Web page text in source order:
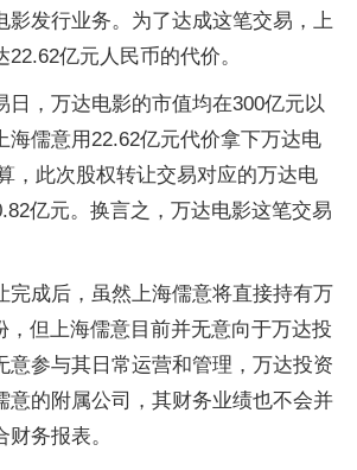
影发行业务。为了达成这笔交易，上
亿元人民币的代价。
日，万达电影的市值均在300亿元以
海儒意用22.62亿元代价拿下万达电
，此次股权转让交易对应的万达电
亿元。换言之，万达电影这笔交易
完成后，虽然上海儒意将直接持有万
，但上海儒意目前并无意向于万达投
意参与其日常运营和管理，万达投资
意的附属公司，其财务业绩也不会并
务报表。